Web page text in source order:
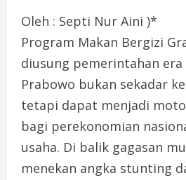
Oleh : Septi Nur Aini )*
Program Makan Bergizi
diusung pemerintahan era
Prabowo bukan sekadar
tetapi dapat menjadi
bagi perekonomian
usaha. Di balik gagasan
menekan angka stunting